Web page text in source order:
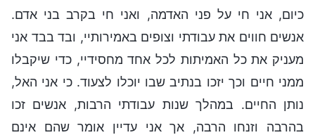
כיום, אני חי על פני האדמה, ואני חי בקרב בני אדם.
אנשים חווים את עבודתי וצופים באמירותיי, ובד בבד אני
מעניק את כל האמיתות לכל אחד מחסידיי, כדי שיקבלו
ממני חיים וכך יזכו בנתיב שבו יוכלו לצעוד. כי אני האל,
נותן החיים. במהלך שנות עבודתי הרבות, אנשים זכו
בהרבה וזנחו הרבה, אך אני עדיין אומר שהם אינם